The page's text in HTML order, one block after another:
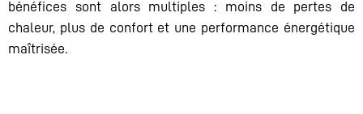
bénéfices sont alors multiples : moins de pertes de
chaleur, plus de confort et une performance énergétique
maîtrisée.